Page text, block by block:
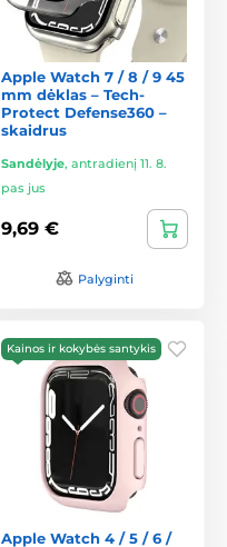
Apple Watch 7 / 8 / 9 45
mm dėklas – Tech-
Protect Defense360 –
skaidrus
Sandėlyje, antradienį 11. 8.
pas jus
9,69 €
Palyginti
Kainos ir kokybės santykis
Apple Watch 4 / 5 / 6 /